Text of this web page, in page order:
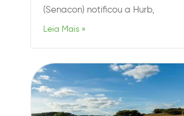
(Senacon) notificou a Hurb,
Leia Mais »